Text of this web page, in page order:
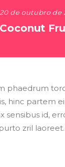
20 de outubro de
Coconut
phaedrum
hinc partem
sensibus id,
zril